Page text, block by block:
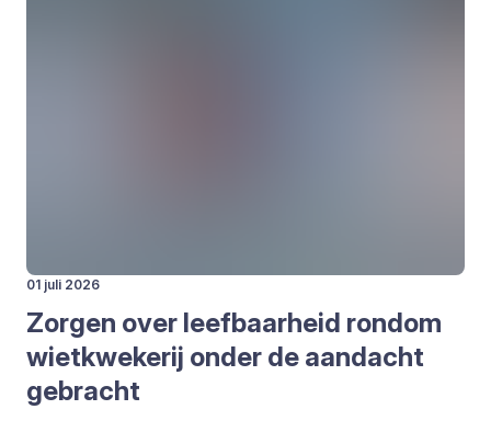
01 juli 2026
Zor­gen over leef­baar­heid rond­om
wiet­kwe­ke­rij onder de aan­dacht
gebracht